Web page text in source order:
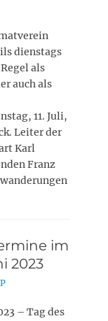
dienstags
als
auch als
11. Juli,
Leiter der
Karl
Franz
im
2023
– Tag des